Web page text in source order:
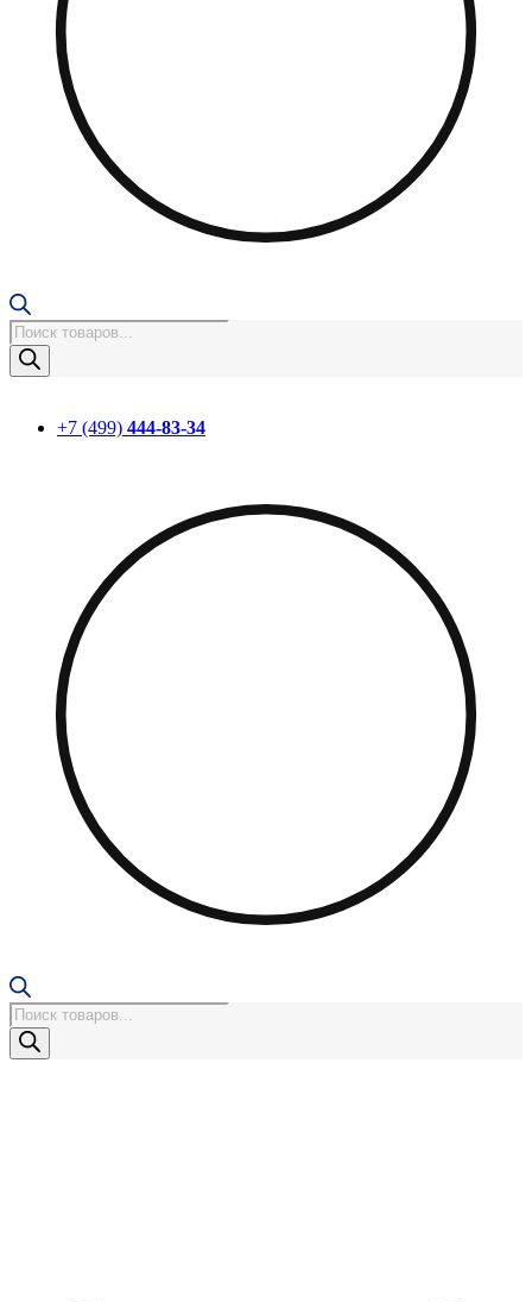
Поиск
товаров
+7 (499) 444-83-34
Поиск
товаров